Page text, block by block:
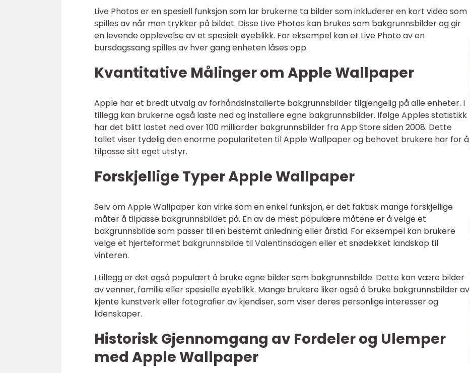
Live Photos er en spesiell funksjon som lar brukerne ta bilder som inkluderer en kort video som
spilles av når man trykker på bildet. Disse Live Photos kan brukes som bakgrunnsbilder og gir
en levende opplevelse av et spesielt øyeblikk. For eksempel kan et Live Photo av en
bursdagssang spilles av hver gang enheten låses opp.
Kvantitative Målinger om Apple Wallpaper
Apple har et bredt utvalg av forhåndsinstallerte bakgrunnsbilder tilgjengelig på alle enheter. I
tillegg kan brukerne også laste ned og installere egne bakgrunnsbilder. Ifølge Apples statistikk
har det blitt lastet ned over 100 milliarder bakgrunnsbilder fra App Store siden 2008. Dette
tallet viser tydelig den enorme populariteten til Apple Wallpaper og behovet brukere har for å
tilpasse sitt eget utstyr.
Forskjellige Typer Apple Wallpaper
Selv om Apple Wallpaper kan virke som en enkel funksjon, er det faktisk mange forskjellige
måter å tilpasse bakgrunnsbildet på. En av de mest populære måtene er å velge et
bakgrunnsbilde som passer til en bestemt anledning eller årstid. For eksempel kan brukere
velge et hjerteformet bakgrunnsbilde til Valentinsdagen eller et snødekket landskap til
vinteren.
I tillegg er det også populært å bruke egne bilder som bakgrunnsbilde. Dette kan være bilder
av venner, familie eller spesielle øyeblikk. Mange brukere liker også å bruke bakgrunnsbilder av
kjente kunstverk eller fotografier av kjendiser, som viser deres personlige interesser og
lidenskaper.
Historisk Gjennomgang av Fordeler og Ulemper
med Apple Wallpaper